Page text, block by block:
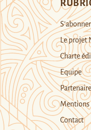
Le projet
Charte
Equipe
Mentions
Contact